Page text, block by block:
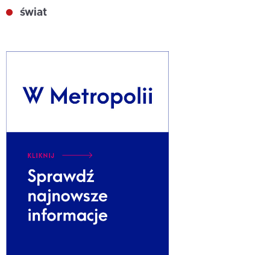
świat